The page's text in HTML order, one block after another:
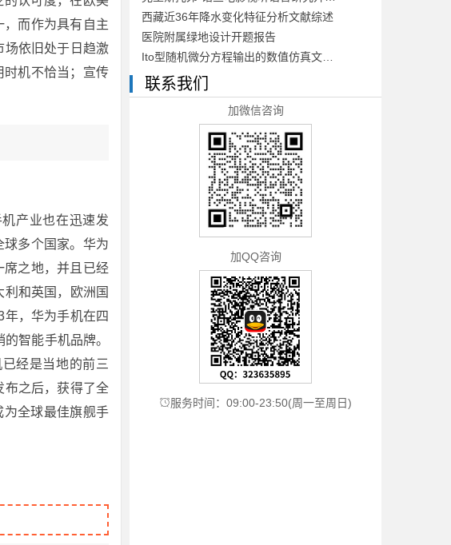
而作为具有自主
场依旧处于日趋激
时机不恰当；宣传
产业也在迅速发
多个国家。华为
席之地，并且已经
和英国，欧洲国
，华为手机在四
智能手机品牌。
经是当地的前三
布之后，获得了全
为全球最佳旗舰手
西藏近36年降水变化特征分析文献综述
医院附属绿地设计开题报告
联系我们
加微信咨询
加QQ咨询
服务时间：09:00-23:50(周一至周日)